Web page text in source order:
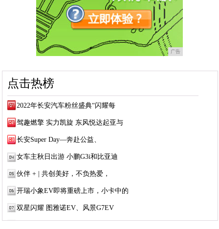
广告
点击热榜
2022年长安汽车粉丝盛典“闪耀每
驾趣燃擎 实力凯旋 东风悦达起亚与
长安Super Day—奔赴公益、
女车主秋日出游 小鹏G3i和比亚迪
伙伴 + | 共创美好，不负热爱，
开瑞小象EV即将重磅上市，小卡中的
双星闪耀 图雅诺EV、风景G7EV